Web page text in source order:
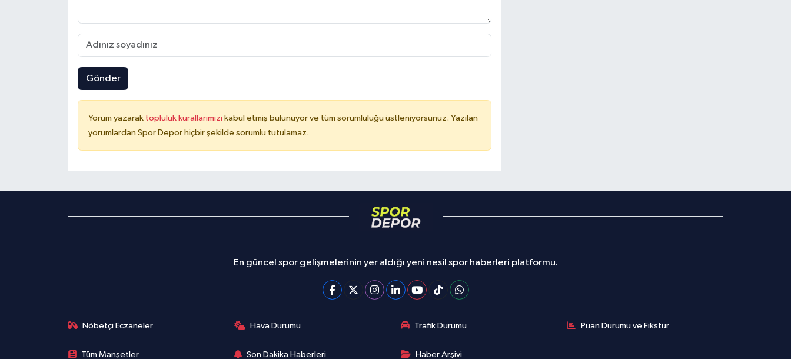
Gönder
Yorum yazarak topluluk kurallarımızı kabul etmiş bulunuyor ve tüm sorumluluğu üstleniyorsunuz. Yazılan
yorumlardan Spor Depor hiçbir şekilde sorumlu tutulamaz.
En güncel spor gelişmelerinin yer aldığı yeni nesil spor haberleri platformu.
Nöbetçi Eczaneler Hava Durumu Trafik Durumu Puan Durumu ve Fikstür
Tüm Manşetler Son Dakika Haberleri Haber Arşivi